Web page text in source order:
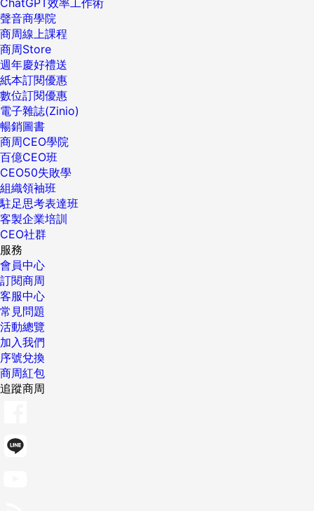
聲音商學院
商周線上課程
商周Store
週年慶好禮送
紙本訂閱優惠
數位訂閱優惠
電子雜誌(Zinio)
暢銷圖書
商周CEO學院
百億CEO班
CEO50失敗學
組織領袖班
駐足思考表達班
客製企業培訓
CEO社群
服務
會員中心
訂閱商周
客服中心
常見問題
活動總覽
加入我們
序號兌換
商周紅包
追蹤商周